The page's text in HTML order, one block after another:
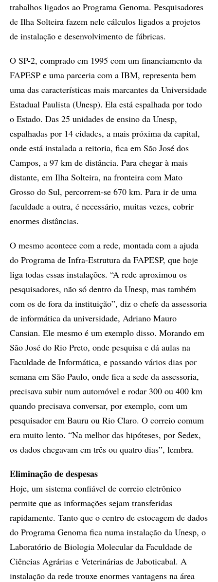
trabalhos ligados ao Programa Genoma. Pesquisadores
de Ilha Solteira fazem nele cálculos ligados a projetos
de instalação e desenvolvimento de fábricas.
O SP-2, comprado em 1995 com um financiamento da
FAPESP e uma parceria com a IBM, representa bem
uma das características mais marcantes da Universidade
Estadual Paulista (Unesp). Ela está espalhada por todo
o Estado. Das 25 unidades de ensino da Unesp,
espalhadas por 14 cidades, a mais próxima da capital,
onde está instalada a reitoria, fica em São José dos
Campos, a 97 km de distância. Para chegar à mais
distante, em Ilha Solteira, na fronteira com Mato
Grosso do Sul, percorrem-se 670 km. Para ir de uma
faculdade a outra, é necessário, muitas vezes, cobrir
enormes distâncias.
O mesmo acontece com a rede, montada com a ajuda
do Programa de Infra-Estrutura da FAPESP, que hoje
liga todas essas instalações. “A rede aproximou os
pesquisadores, não só dentro da Unesp, mas também
com os de fora da instituição”, diz o chefe da assessoria
de informática da universidade, Adriano Mauro
Cansian. Ele mesmo é um exemplo disso. Morando em
São José do Rio Preto, onde pesquisa e dá aulas na
Faculdade de Informática, e passando vários dias por
semana em São Paulo, onde fica a sede da assessoria,
precisava subir num automóvel e rodar 300 ou 400 km
quando precisava conversar, por exemplo, com um
pesquisador em Bauru ou Rio Claro. O correio comum
era muito lento. “Na melhor das hipóteses, por Sedex,
os dados chegavam em três ou quatro dias”, lembra.
Eliminação de despesas
Hoje, um sistema confiável de correio eletrônico
permite que as informações sejam transferidas
rapidamente. Tanto que o centro de estocagem de dados
do Programa Genoma fica numa instalação da Unesp, o
Laboratório de Biologia Molecular da Faculdade de
Ciências Agrárias e Veterinárias de Jaboticabal. A
instalação da rede trouxe enormes vantagens na área